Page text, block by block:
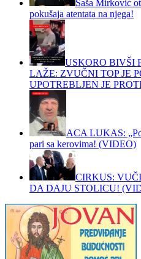
Saša Mirković
pokušaja atentata na njega!
USKORO BIVŠI
LAŽE: ZVUČNI TOP JE
UPOTREBLJEN JE
ACA LUKAS:
pari sa kerovima! (VIDEO)
CIRKUS:
DA DAJU STOLICU!